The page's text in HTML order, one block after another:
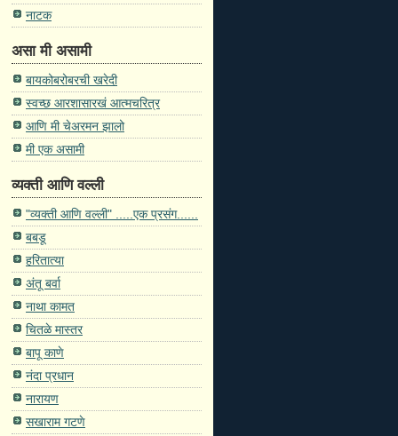
नाटक
असा मी असामी
बायकोबरोबरची खरेदी
स्वच्छ आरशासारखं आत्मचरित्र
आणि मी चेअरमन झालो
मी एक असामी
व्यक्ती आणि वल्ली
"व्यक्ती आणि वल्ली" .....एक प्रसंग......
बबडू
हरितात्या
अंतू बर्वा
नाथा कामत
चितळे मास्तर
बापू काणे
नंदा प्रधान
नारायण
सखाराम गटणे